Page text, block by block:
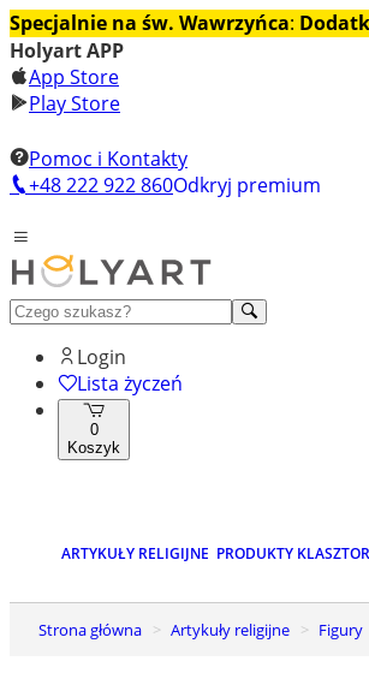
Specjalnie na św. Wawrzyńca:
Holyart APP
App Store
Play Store
Pomoc i Kontakty
+48 222 922 860Odkryj premium
Login
Lista życzeń
0
Koszyk
ARTYKUŁY RELIGIJNE PRODUKTY
Strona główna Artykuły religijne Figury